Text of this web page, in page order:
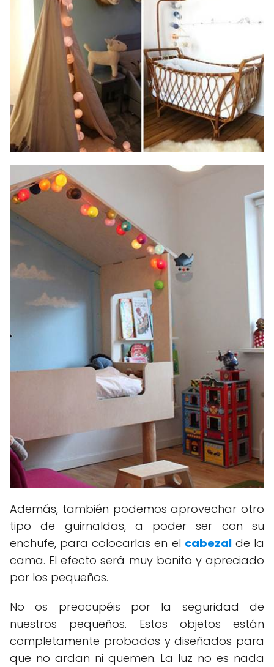
Además, también podemos aprovechar otro
tipo de guirnaldas, a poder ser con su
enchufe, para colocarlas en el cabezal de la
cama. El efecto será muy bonito y apreciado
por los pequeños.
No os preocupéis por la seguridad de
nuestros pequeños. Estos objetos están
completamente probados y diseñados para
que no ardan ni quemen. La luz no es nada